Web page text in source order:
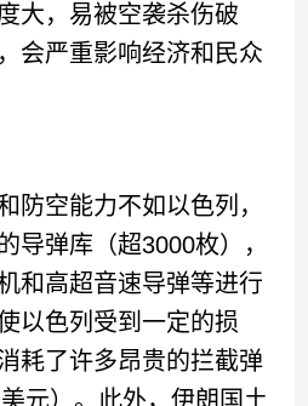
大，易被空袭杀伤破
会严重影响经济和民众
空能力不如以色列，
导弹库（超3000枚），
和高超音速导弹等进行
以色列受到一定的损
耗了许多昂贵的拦截弹
元）。此外，伊朗国土